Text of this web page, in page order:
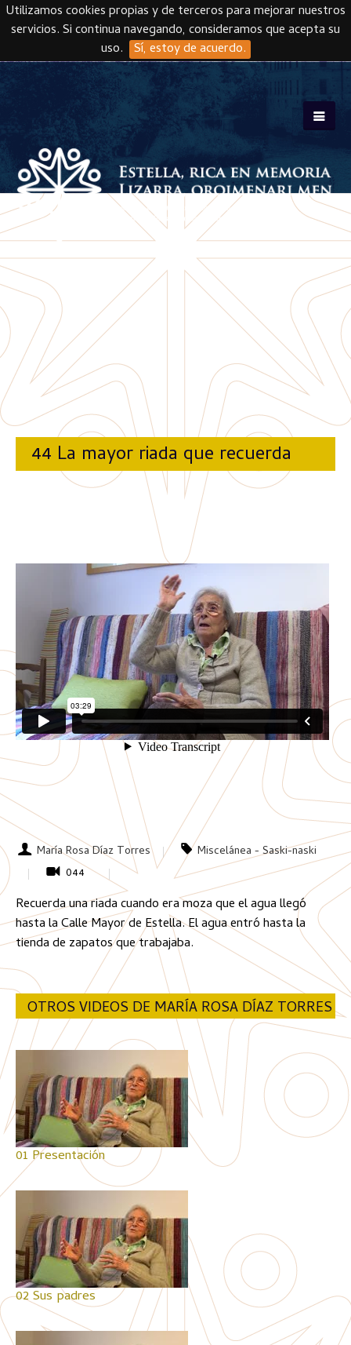
Utilizamos cookies propias y de terceros para mejorar nuestros
servicios. Si continua navegando, consideramos que acepta su
uso. Sí, estoy de acuerdo.
Skip to main content
44 La mayor riada que recuerda
María Rosa Díaz Torres
Miscelánea - Saski-naski
044
Recuerda una riada cuando era moza que el agua llegó
hasta la Calle Mayor de Estella. El agua entró hasta la
tienda de zapatos que trabajaba.
OTROS VIDEOS DE MARÍA ROSA DÍAZ TORRES
01 Presentación
02 Sus padres